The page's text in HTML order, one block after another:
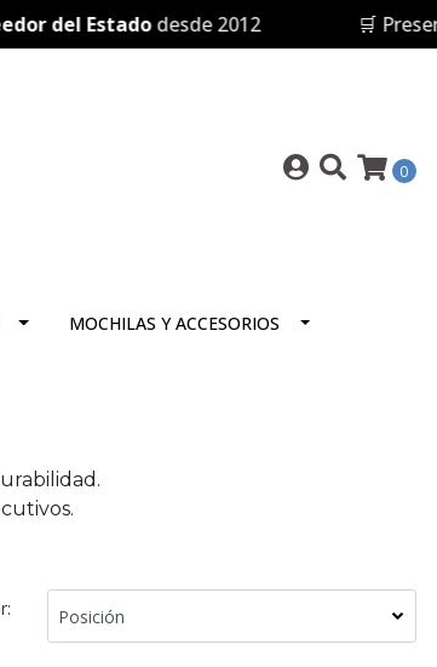
del Estadodesde 2012 🛒
0
MOCHILAS Y ACCESORIOS